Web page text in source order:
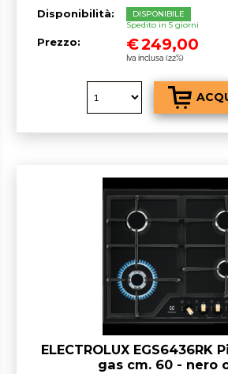
Disponibilità:
DISPONIBILE
Spedito in 5 giorni
Prezzo: €249,00
Iva inclusa (22%)
ELECTROLUX EGS6436RK
gas cm. 60 - nero